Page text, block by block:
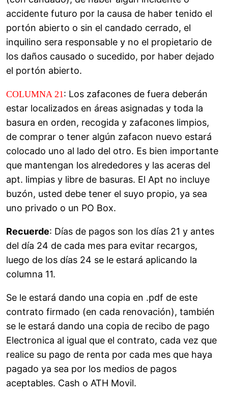
accidente futuro por la causa de haber tenido el
portón abierto o sin el candado cerrado, el
inquilino sera responsable y no el propietario de
los daños causado o sucedido, por haber dejado
el portón abierto.
COLUMNA 21: Los zafacones de fuera deberán
estar localizados en áreas asignadas y toda la
basura en orden, recogida y zafacones limpios,
de comprar o tener algún zafacon nuevo estará
colocado uno al lado del otro. Es bien importante
que mantengan los alrededores y las aceras del
apt. limpias y libre de basuras. El Apt no incluye
buzón, usted debe tener el suyo propio, ya sea
uno privado o un PO Box.
Recuerde: Días de pagos son los días 21 y antes
del día 24 de cada mes para evitar recargos,
luego de los días 24 se le estará aplicando la
columna 11.
Se le estará dando una copia en .pdf de este
contrato firmado (en cada renovación), también
se le estará dando una copia de recibo de pago
Electronica al igual que el contrato, cada vez que
realice su pago de renta por cada mes que haya
pagado ya sea por los medios de pagos
aceptables. Cash o ATH Movil.